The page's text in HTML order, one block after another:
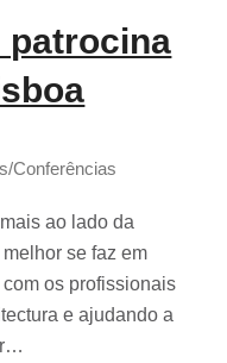
patrocina
Conferências
ao lado da
se faz em
os profissionais
e ajudando a